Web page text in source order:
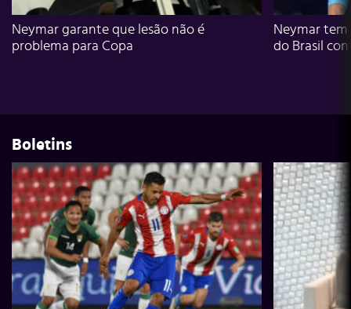
Neymar garante que lesão não é
problema para Copa
Neymar
do Brasil
Boletins